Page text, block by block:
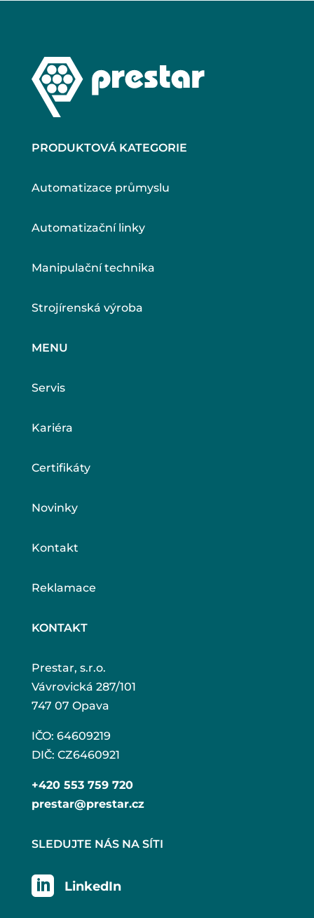
PRODUKTOVÁ KATEGORIE
Automatizace průmyslu
Automatizační linky
Manipulační technika
Strojírenská výroba
MENU
Servis
Kariéra
Certifikáty
Novinky
Kontakt
Reklamace
KONTAKT
Prestar, s.r.o.
Vávrovická 287/101
747 07 Opava
IČO: 64609219
DIČ: CZ6460921
+420 553 759 720
prestar@prestar.cz
SLEDUJTE NÁS NA SÍTI
 LinkedIn